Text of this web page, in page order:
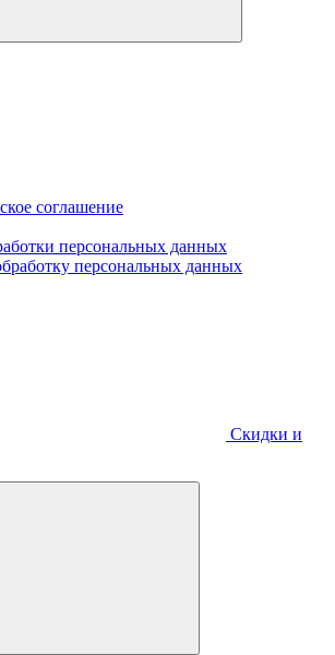
соглашение
персональных данных
персональных данных
Скидки и